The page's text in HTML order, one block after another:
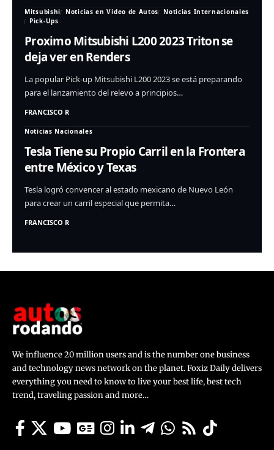
Mitsubishi Noticias en Video de Autos
Noticias Internacionales
Pick-Ups
Proximo Mitsubishi L200 2023 Triton se
deja ver en Renders
La popular Pick-up Mitsubishi L200 2023 se está preparando
para el lanzamiento del relevo a principios…
FRANCISCO R
Noticias Nacionales
Tesla Tiene su Propio Carril en la Frontera
entre México y Texas
Tesla logró convencer al estado mexicano de Nuevo León
para crear un carril especial que permita…
FRANCISCO R
We influence 20 million users and is the number one business
and technology news network on the planet. Foxiz Daily delivers
everything you need to know to live your best life, best tech
trend, traveling passion and more…